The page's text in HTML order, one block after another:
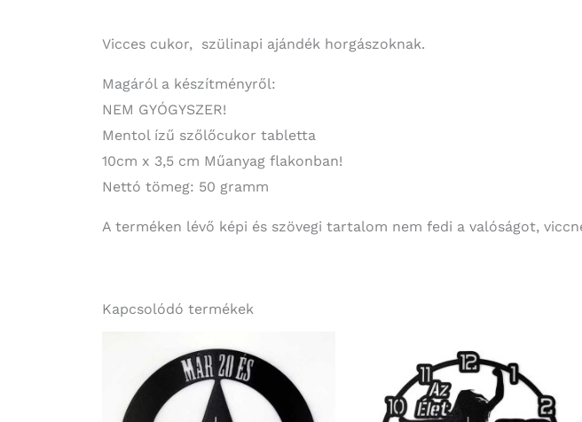
Vicces cukor, szülinapi ajándék horgászoknak.
Magáról a készítményről:
NEM GYÓGYSZER!
Mentol ízű szőlőcukor tabletta
10cm x 3,5 cm Műanyag flakonban!
Nettó tömeg: 50 gramm
A terméken lévő képi és szövegi tartalom nem fedi a valóságot,
Kapcsolódó termékek